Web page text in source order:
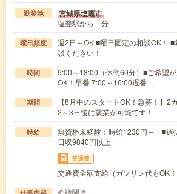
勤務地 宮城県塩竈市
塩釜駅から---分
曜日頻度
週2日～OK ■曜日固定の相談OK！
談ください！
時間
9:00～18:00（休憩60分）■ご希望
OK！早番 7:00～16:00遅番 …
期間
【8月中のスタートOK！急募！】
2～3日後に就業が可能です！
時給
無資格未経験：時給1230円～ ■
日収9840円以上
交通費
交通費全額支給（ガソリン代もOK！
介護関連